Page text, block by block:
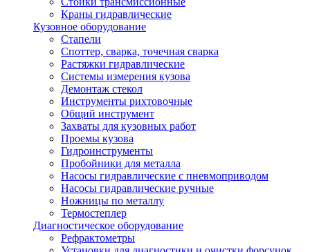
Краны гидравлические
Кузовное оборудование
Стапели
Споттер, сварка, точечная сварка
Растяжки гидравлические
Системы измерения кузова
Демонтаж стекол
Инструменты рихтовочные
Общий инструмент
Захваты для кузовных работ
Проемы кузова
Гидроинструменты
Пробойники для металла
Насосы гидравлические с пневмоприводом
Насосы гидравлические ручные
Ножницы по металлу
Термостеплер
Диагностическое оборудование
Рефрактометры